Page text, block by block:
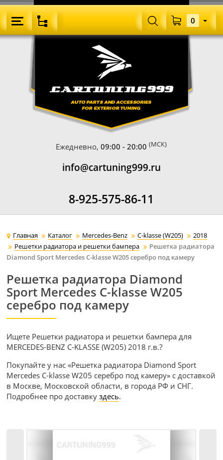
Ежедневно,09:00 - 20:00 (МСК)
info@cartuning999.ru
8-925-575-86-11
0
Главная Каталог Mercedes-Benz C-klasse (W205)
2018
Решетки радиатора и решетки бампера
Решетка радиатора
Diamond Sport Mercedes C-klasse W205 серебро под камеру
Решетка радиатора Diamond
Sport Mercedes C-klasse W205
серебро под камеру
Ищете Решетки радиатора и решетки бампера для
MERCEDES-BENZ C-KLASSE (W205) 2018 г.в.?
Покупайте у нас «Решетка радиатора Diamond Sport
Mercedes C-klasse W205 серебро под камеру» с доставкой
в Москве, Московской области, в города РФ и СНГ.
Подробнее про доставкуздесь.